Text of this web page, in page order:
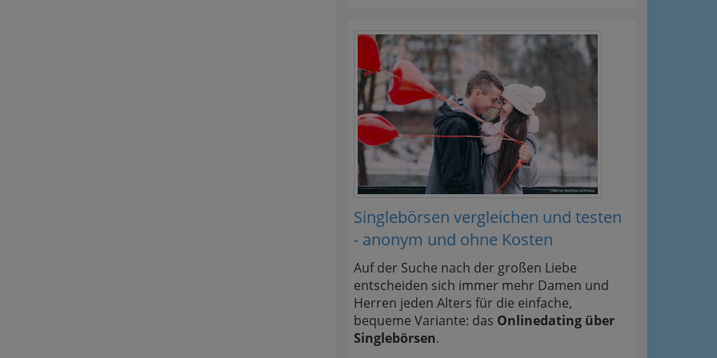
Singlebörsen vergleichen und testen
- anonym und ohne Kosten
Auf der Suche nach der großen Liebe
entscheiden sich immer mehr Damen und
Herren jeden Alters für die einfache,
bequeme Variante: das Onlinedating über
Singlebörsen.